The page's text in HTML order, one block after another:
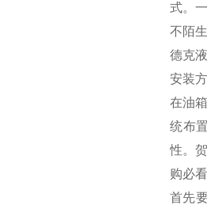
式。
不陌
德克
安装
在油
统布
性。
购必
首先